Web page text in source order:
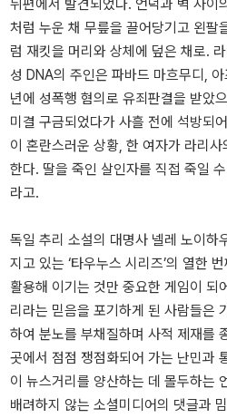
뒤편에서 발견되었다. 언덕과 벽 사이
처럼 누운 채 무릎을 끌어당기고 왼팔
럼 재킷을 머리와 상체에 덮은 채로.
성 DNA의 주인은 파바드 마흐무디,
년에 성폭행 혐의로 유죄판결을 받았
미결 구금되었다가 사흘 전에 석방되
이 혼란스러운 상황, 한 여자가 라리
한다. 딸을 죽인 살인자를 직접 죽일
라고.
독일 추리 소설의 대명사 넬레 노이하
지고 있는 ‘타우누스 시리즈’의 열한
활용해 이기는 것만 중요한 게임이 되
리라는 믿음을 포기하게 된 사람들은
하여 분노를 부채질하며 사적 제재를
곳에서 점점 쟁점화되어 가는 난민과
이 뉴스거리를 양산하는 데 몰두하는
배려하지 않는 소셜미디어의 댓글과